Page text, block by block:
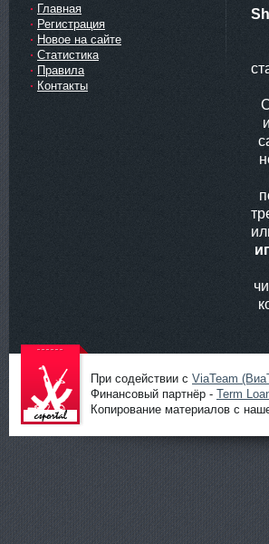
Главная
Регистрация
Новое на сайте
Статистика
Правила
Контакты
Шутеры
онлайн от
ShootGame:
новости,
статьи,
обзоры и
прохождени
я игр
При содействии с ViaTeam
Финансовый партнёр - Term
Копирование материалов с